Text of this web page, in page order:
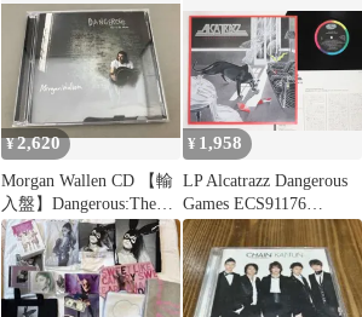
Legendary Edition
Grounds
【GM9217/07004819217
25】P53122
¥2,620
Morgan Wallen CD 【輸
入盤】Dangerous:The
Double Album
¥ 1,958
LP Alcatrazz Dangerous
Games ECS91176
CAPITOL /00260